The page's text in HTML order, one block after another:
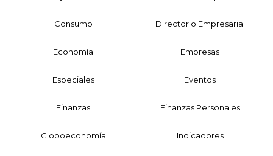
Consumo Directorio Empresarial
Economía Empresas
Especiales Eventos
Finanzas Finanzas Personales
Globoeconomía Indicadores